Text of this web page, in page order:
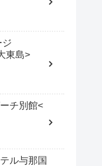
ジ
東島>
チ別館<
ル与那国